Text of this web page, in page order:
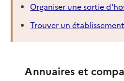
Organiser une sortie
Trouver un
Annuaires et